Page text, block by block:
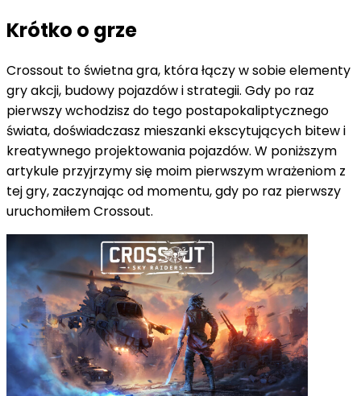
Krótko o grze
Crossout to świetna gra, która łączy w sobie elementy
gry akcji, budowy pojazdów i strategii. Gdy po raz
pierwszy wchodzisz do tego postapokaliptycznego
świata, doświadczasz mieszanki ekscytujących bitew i
kreatywnego projektowania pojazdów. W poniższym
artykule przyjrzymy się moim pierwszym wrażeniom z
tej gry, zaczynając od momentu, gdy po raz pierwszy
uruchomiłem Crossout.